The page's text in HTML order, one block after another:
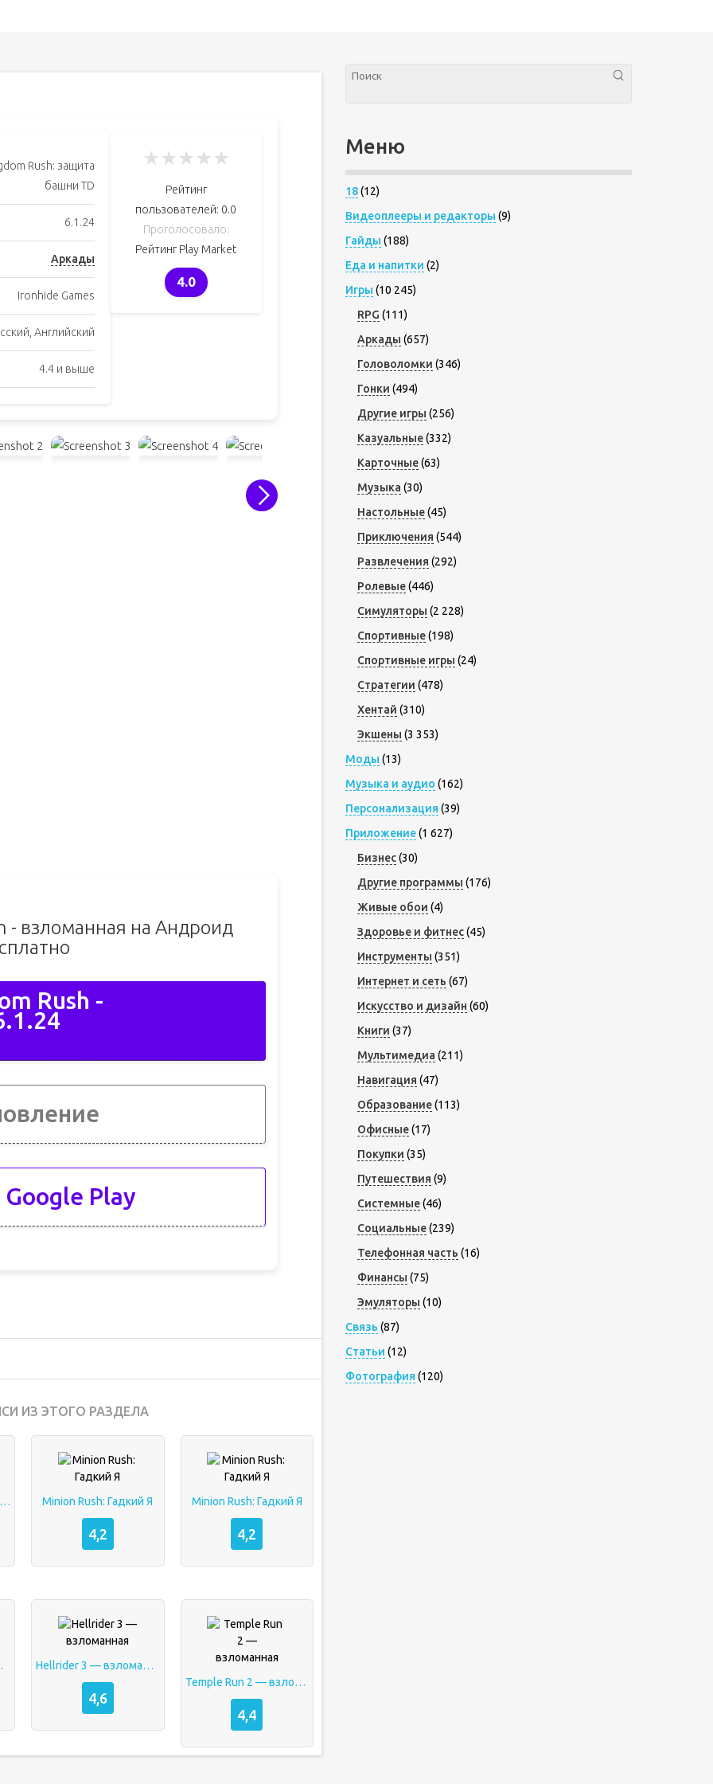
Rush: защита
башни TD
6.1.24
Аркады
Ironhide Games
Английский
4.4 и выше
★★★★★
Рейтинг
пользователей: 0.0
Проголосовало:
Рейтинг Play Market
4.0
- взломанная на Андроид
Rush -
Play
ИЗ ЭТОГО РАЗДЕЛА
rush vengeance Minion Rush: Гадкий Я
4,2
Minion Rush: Гадкий Я
4,2
Hellrider 3 — взломанная
4,6
Temple Run 2 — взломанная
4,4
Меню
18(12)
Видеоплееры и редакторы (9)
Гайды (188)
Еда и напитки (2)
Игры (10 245)
RPG (111)
Аркады (657)
Головоломки (346)
Гонки (494)
Другие игры (256)
Казуальные(332)
Карточные(63)
Музыка (30)
Настольные(45)
Приключения (544)
Развлечения (292)
Ролевые(446)
Симуляторы (2 228)
Спортивные(198)
Спортивные игры (24)
Стратегии (478)
Хентай (310)
Экшены (3 353)
Моды (13)
Музыка и аудио (162)
Персонализация (39)
Приложение(1 627)
Бизнес(30)
Другие программы (176)
Живые обои (4)
Здоровье и фитнес(45)
Инструменты (351)
Интернет и сеть (67)
Искусство и дизайн (60)
Книги (37)
Мультимедиа (211)
Навигация (47)
Образование(113)
Офисные(17)
Покупки (35)
Путешествия (9)
Системные(46)
Социальные(239)
Телефонная часть (16)
Финансы (75)
Эмуляторы (10)
Связь (87)
Статьи (12)
Фотография (120)